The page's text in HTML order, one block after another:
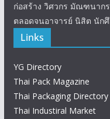
ก่อสร้าง วิศวกร มัณฑนาก
ตลอดจนอาจารย์ นิสิต นัก
Links
YG Directory
Thai Pack Magazine
Thai Packaging Directory
Thai Industiral Market